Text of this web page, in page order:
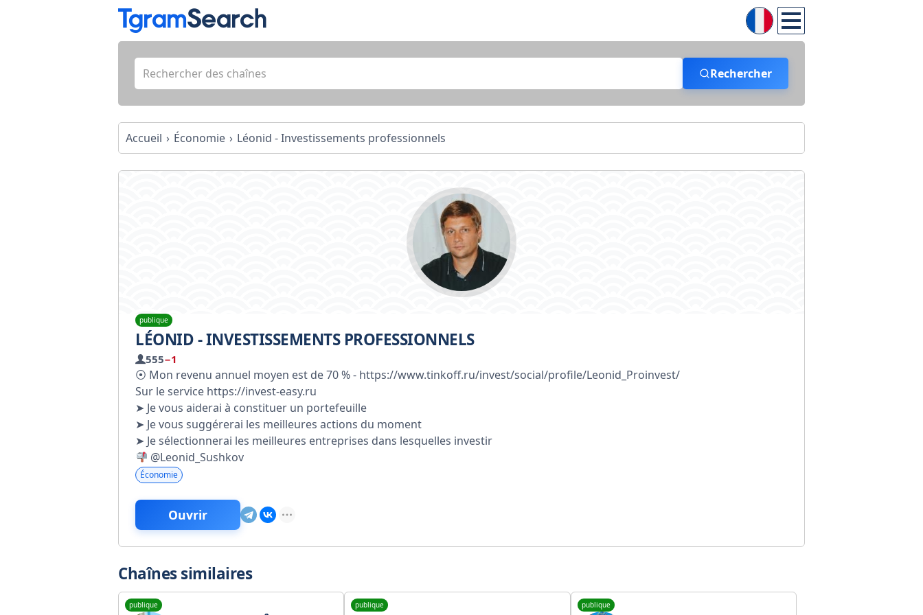
Rechercher
Accueil Économie Léonid - Investissements professionnels
publique
LÉONID - INVESTISSEMENTS PROFESSIONNELS
555−1
⦿ Mon revenu annuel moyen est de 70 % - https://www.tinkoff.ru/invest/social/profile/Leonid_Proinvest/
Sur le service https://invest-easy.ru
➤ Je vous aiderai à constituer un portefeuille
➤ Je vous suggérerai les meilleures actions du moment
➤ Je sélectionnerai les meilleures entreprises dans lesquelles investir
@Leonid_Sushkov
Économie
Ouvrir
Chaînes similaires
publique publique publique